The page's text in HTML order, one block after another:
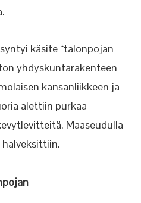
käsite “talonpojan
yhdyskuntarakenteen
kansanliikkeen ja
alettiin purkaa
Maaseudulla